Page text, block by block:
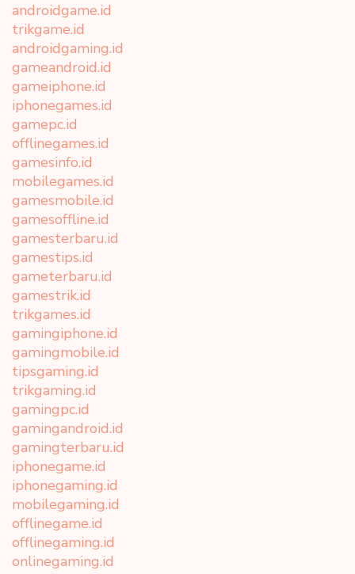
androidgame.id
trikgame.id
androidgaming.id
gameandroid.id
gameiphone.id
iphonegames.id
gamepc.id
offlinegames.id
gamesinfo.id
mobilegames.id
gamesmobile.id
gamesoffline.id
gamesterbaru.id
gamestips.id
gameterbaru.id
gamestrik.id
trikgames.id
gamingiphone.id
gamingmobile.id
tipsgaming.id
trikgaming.id
gamingpc.id
gamingandroid.id
gamingterbaru.id
iphonegame.id
iphonegaming.id
mobilegaming.id
offlinegame.id
offlinegaming.id
onlinegaming.id